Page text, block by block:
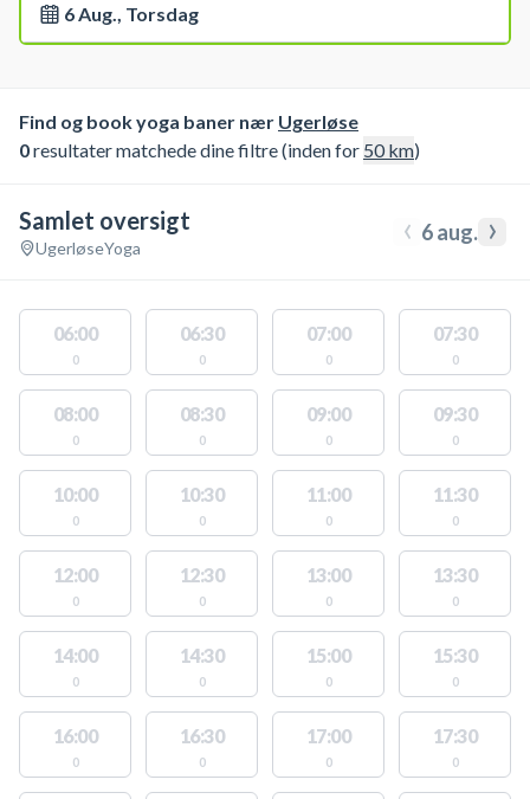
6 Aug., Torsdag
Find og book yoga baner nær Ugerløse
0resultater matchede dine filtre (inden for 50km)
Samlet oversigt
UgerløseYoga ‹ 6 aug. ›
06:00
0
06:30
0
07:00
0
07:30
0
08:00
0
08:30
0
09:00
0
09:30
0
10:00
0
10:30
0
11:00
0
11:30
0
12:00
0
12:30
0
13:00
0
13:30
0
14:00
0
14:30
0
15:00
0
15:30
0
16:00
0
16:30
0
17:00
0
17:30
0